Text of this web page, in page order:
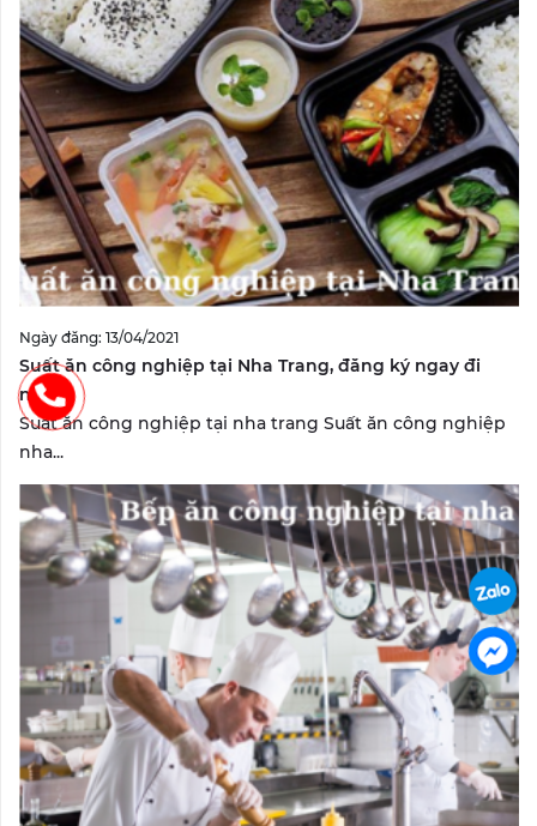
Ngày đăng: 13/04/2021
Suất ăn công nghiệp tại Nha Trang, đăng ký ngay đi
nào?
Suất ăn công nghiệp tại nha trang Suất ăn công nghiệp
nha...